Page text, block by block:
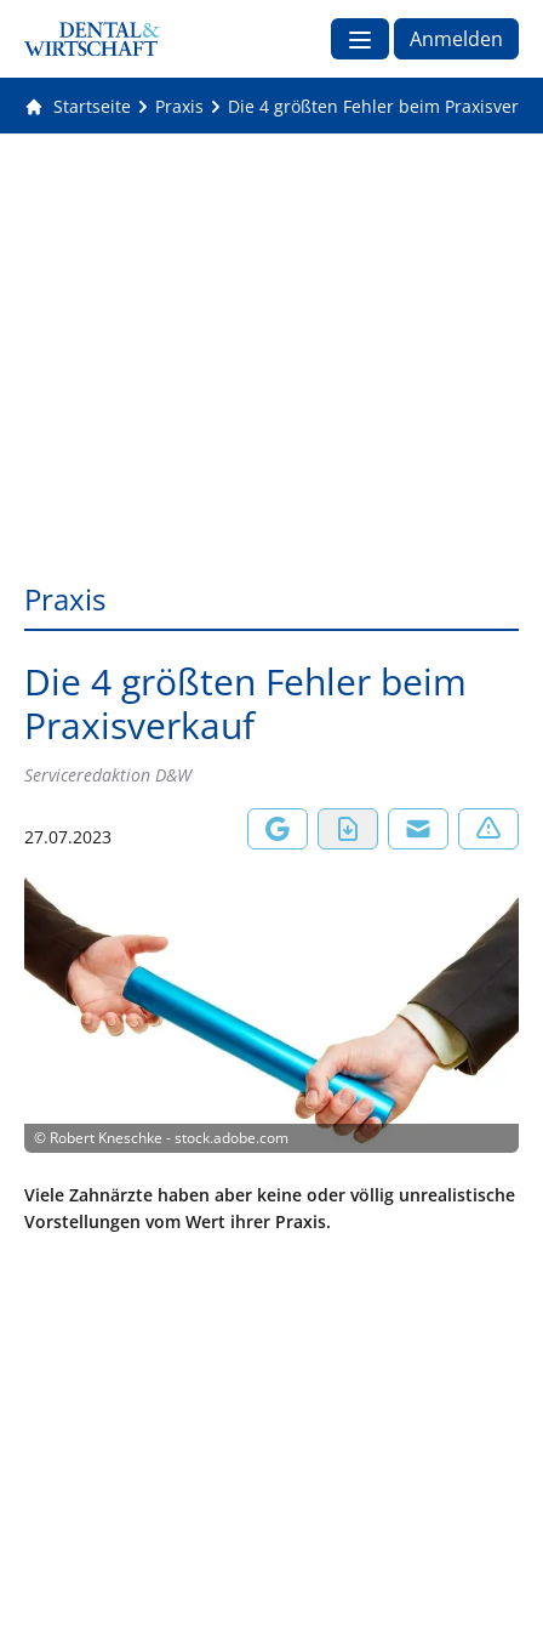
Anmelden
Startseite Praxis Die 4 größten Fehler beim
Praxis
Die 4 größten Fehler beim
Praxisverkauf
Serviceredaktion D&W
27.07.2023
© Robert Kneschke - stock.adobe.com
Viele Zahnärzte haben aber keine oder völlig unrealistische
Vorstellungen vom Wert ihrer Praxis.